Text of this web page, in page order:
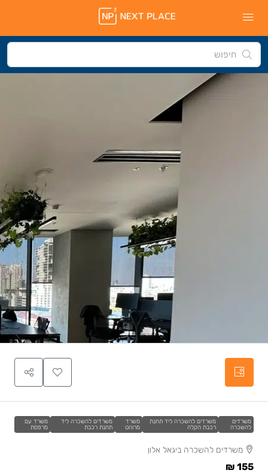
משרדים
להשכרה
משרדים להשכרה ליד תחנת
רכבת הקלה
משרד
מרוהט
משרדים להשכרה ליד
תחנת רכבת
משרד עם
מרפסת
משרדים להשכרה ביגאל אלון
155 ₪